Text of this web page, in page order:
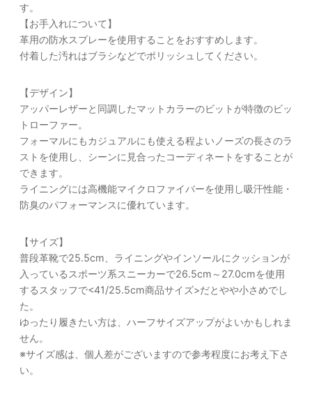
す。
【お手入れについて】
革用の防水スプレーを使用することをおすすめします。
付着した汚れはブラシなどでポリッシュしてください。
【デザイン】
アッパーレザーと同調したマットカラーのビットが特徴のビッ
トローファー。
フォーマルにもカジュアルにも使える程よいノーズの長さのラ
ストを使用し、シーンに見合ったコーディネートをすることが
できます。
ライニングには高機能マイクロファイバーを使用し吸汗性能・
防臭のパフォーマンスに優れています。
【サイズ】
普段革靴で25.5cm、ライニングやインソールにクッションが
入っているスポーツ系スニーカーで26.5cm～27.0cmを使用
するスタッフで<41/25.5cm商品サイズ>だとやや小さめでし
た。
ゆったり履きたい方は、ハーフサイズアップがよいかもしれま
せん。
※サイズ感は、個人差がございますので参考程度にお考え下さ
い。